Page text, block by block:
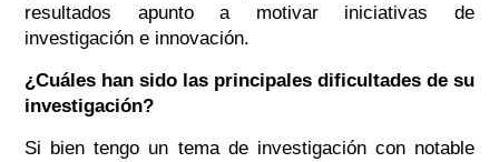
resultados apunto a motivar iniciativas de
investigación e innovación.
¿Cuáles han sido las principales dificultades de su
investigación?
Si bien tengo un tema de investigación con notable